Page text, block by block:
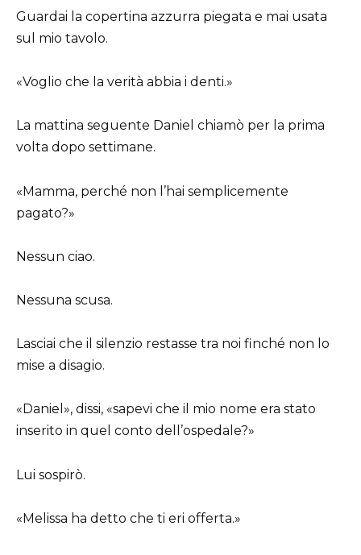
Guardai la copertina azzurra piegata e mai usata
sul mio tavolo.
«Voglio che la verità abbia i denti.»
La mattina seguente Daniel chiamò per la prima
volta dopo settimane.
«Mamma, perché non l’hai semplicemente
pagato?»
Nessun ciao.
Nessuna scusa.
Lasciai che il silenzio restasse tra noi finché non lo
mise a disagio.
«Daniel», dissi, «sapevi che il mio nome era stato
inserito in quel conto dell’ospedale?»
Lui sospirò.
«Melissa ha detto che ti eri offerta.»